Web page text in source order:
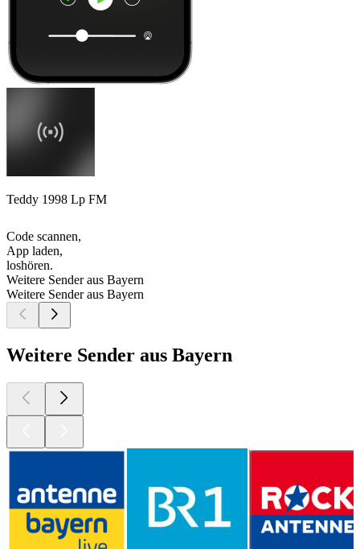
Teddy 1998 Lp FM
Code scannen,
App laden,
loshören.
Weitere Sender aus Bayern
Weitere Sender aus Bayern
Weitere Sender aus Bayern